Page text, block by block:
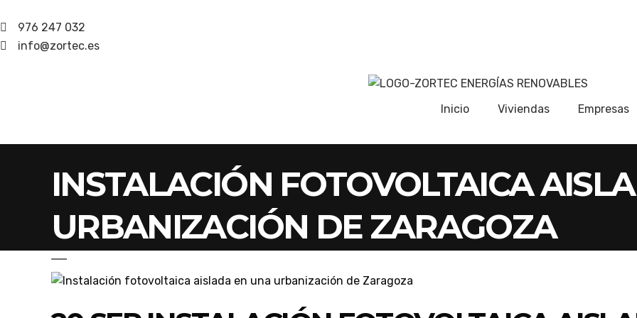
976 247 032
info@zortec.es
Inicio Viviendas Empresas
INSTALACIÓN FOTOVOLTAICA
URBANIZACIÓN DE ZARAGOZA